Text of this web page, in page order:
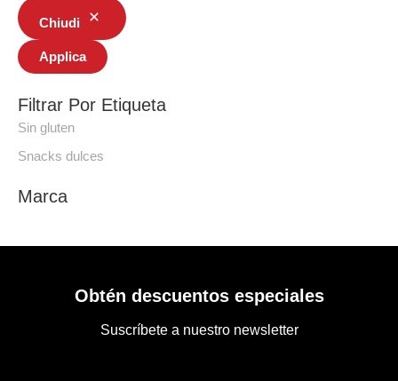
Chiudi
Applica
Filtrar Por Etiqueta
Sin gluten
Snacks dulces
Marca
Obtén descuentos especiales
Suscríbete a nuestro newsletter